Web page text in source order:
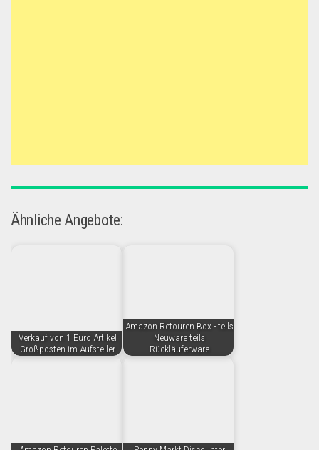
Ähnliche Angebote:
Verkauf von 1 Euro Artikel
Großposten im Aufsteller
Amazon Retouren Box - teils
Neuware teils
Rückläuferware